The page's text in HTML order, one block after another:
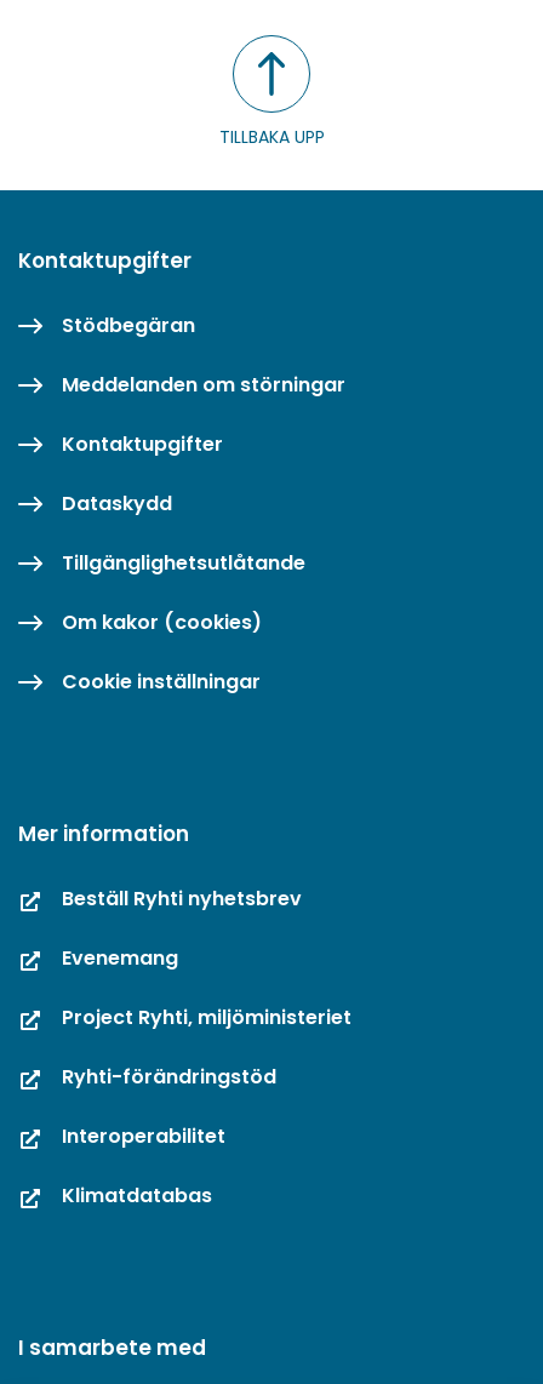
TILLBAKA UPP
Kontaktupgifter
Stödbegäran
Meddelanden om störningar
Kontaktupgifter
Dataskydd
Tillgänglighetsutlåtande
Om kakor (cookies)
Cookie inställningar
Mer information
Beställ Ryhti nyhetsbrev
Evenemang
Project Ryhti, miljöministeriet
Ryhti-förändringstöd
Interoperabilitet
Klimatdatabas
I samarbete med